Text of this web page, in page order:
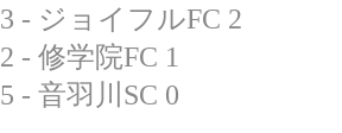
3 - ジョイフルFC 2
- 修学院FC 1
- 音羽川SC 0